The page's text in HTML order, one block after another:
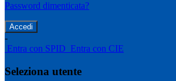
Password dimenticata?
-
Entra con SPID Entra con CIE
Seleziona utente